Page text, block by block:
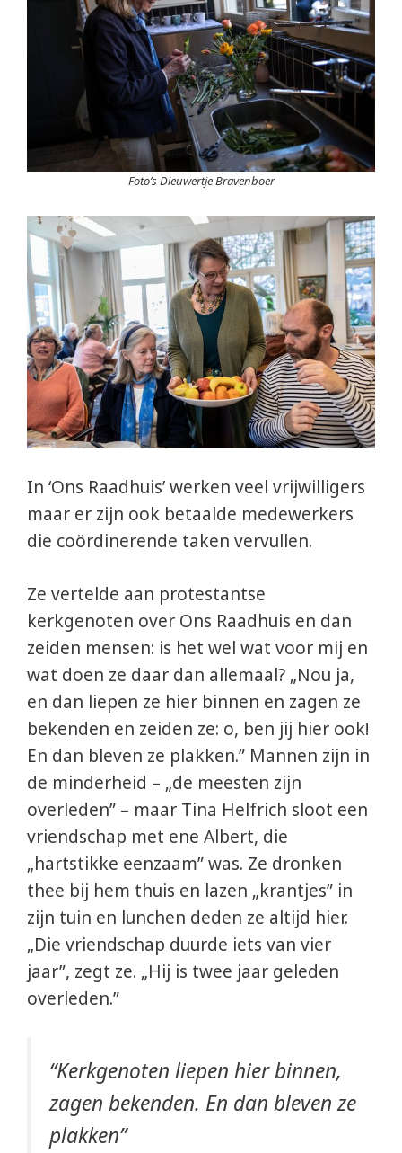
Foto’s Dieuwertje Bravenboer
In ‘Ons Raadhuis’ werken veel vrijwilligers
maar er zijn ook betaalde medewerkers
die coördinerende taken vervullen.
Ze vertelde aan protestantse
kerkgenoten over Ons Raadhuis en dan
zeiden mensen: is het wel wat voor mij en
wat doen ze daar dan allemaal? „Nou ja,
en dan liepen ze hier binnen en zagen ze
bekenden en zeiden ze: o, ben jij hier ook!
En dan bleven ze plakken.” Mannen zijn in
de minderheid – „de meesten zijn
overleden” – maar Tina Helfrich sloot een
vriendschap met ene Albert, die
„hartstikke eenzaam” was. Ze dronken
thee bij hem thuis en lazen „krantjes” in
zijn tuin en lunchen deden ze altijd hier.
„Die vriendschap duurde iets van vier
jaar”, zegt ze. „Hij is twee jaar geleden
overleden.”
“Kerkgenoten liepen hier binnen,
zagen bekenden. En dan bleven ze
plakken”